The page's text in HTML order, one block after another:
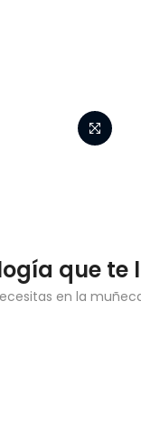
que te
en la